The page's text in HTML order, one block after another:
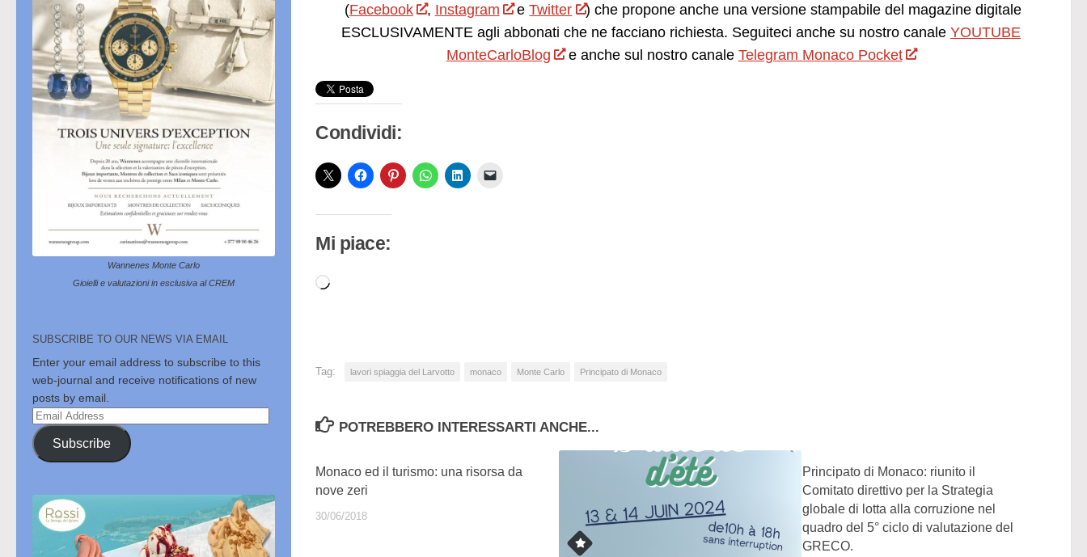
(Facebook , Instagram eTwitter
) che propone anche una versione stampabile del magazine digitale
ESCLUSIVAMENTE agli abbonati che ne facciano richiesta. Seguiteci anche su nostro canale YOUTUBE
MonteCarloBlog
e anche sul nostro canale Telegram Monaco Pocket
Condividi:
Mi piace:
Caricamento
Tag: lavori spiaggia del Larvotto monaco Monte Carlo Principato di Monaco
POTREBBERO INTERESSARTI ANCHE...
Monaco ed il turismo: una risorsa da
nove zeri
30/06/2018
Principato di Monaco: riunito il
Comitato direttivo per la Strategia
globale di lotta alla corruzione nel
quadro del 5° ciclo di valutazione del
GRECO.
Wannenes Monte Carlo
Gioielli e valutazioni in esclusiva al CREM
SUBSCRIBE TO OUR NEWS VIA EMAIL
Enter your email address to subscribe to this
web-journal and receive notifications of new
posts by email.
Email
Address
Subscribe